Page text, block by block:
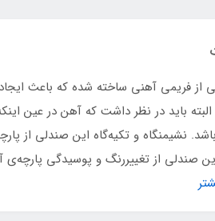
تعادل زیر پایه ها دارد
دوخت صنعتی کفی دارد
از فریمی آهنی ساخته شده که باعث
باید در نظر داشت که آهن در عین
نشیمنگاه و تکیه‌گاه این صندلی از
صندلی از تغییررنگ و پوسیدگی پارچه‌ی